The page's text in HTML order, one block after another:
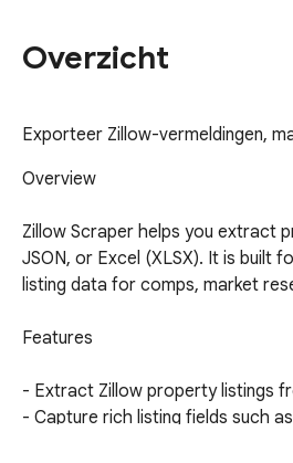
Overzicht
Exporteer Zillow-vermeldingen,
Overview
Zillow Scraper helps you extract
JSON, or Excel (XLSX). It is built
listing data for comps, market
Features
- Extract Zillow property listings
- Capture rich listing fields such